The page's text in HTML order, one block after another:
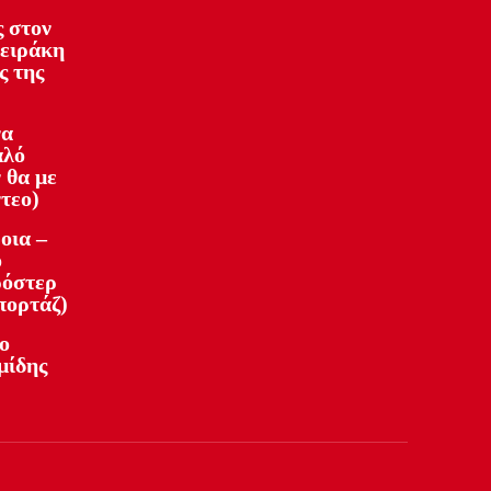
στον
της
θα με
–